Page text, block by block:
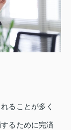
ることが多く
るために完済